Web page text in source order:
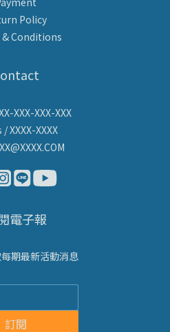
Policy
Conditions
XXX-XXX-XXX
XXXX-XXXX
電子報
期最新活動消息
訂閱